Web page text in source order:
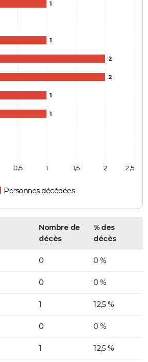
1
1
2
2
1
1
Personnes décédées
0,5 1 1,5 2 2,5
Nombre de
décès
% des
décès
0 0 %
0 0 %
1 12,5 %
0 0 %
1 12,5 %